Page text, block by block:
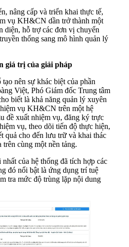
nâng cấp và triển khai thực tế,
vụ KH&CN dần trở thành một
diện, hỗ trợ các đơn vị chuyển
thống sang mô hình quản lý
giá trị của giải pháp
nên sự khác biệt của phần
Việt, Phó Giám đốc Trung tâm
biết là khả năng quản lý xuyên
vụ KH&CN trên một hệ
đề xuất nhiệm vụ, đăng ký trực
vụ, theo dõi tiến độ thực hiện,
quả cho đến lưu trữ và khai thác
cùng một nền tảng.
của hệ thống đã tích hợp các
đó nổi bật là ứng dụng trí tuệ
tra mức độ trùng lặp nội dung